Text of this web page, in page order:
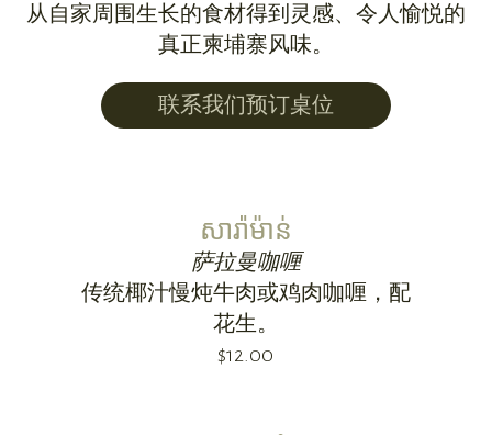
从自家周围生长的食材得到灵感、令人愉悦的
真正柬埔寨风味。
联系我们预订桌位
សារា៉ម៉ាន់
萨拉曼咖喱
传统椰汁慢炖牛肉或鸡肉咖喱，配
花生。
$12.00